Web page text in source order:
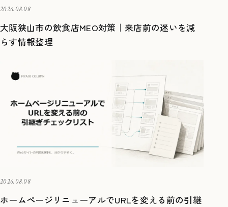
2026.08.08
大阪狭山市の飲食店MEO対策｜来店前の迷いを減
らす情報整理
2026.08.08
ホームページリニューアルでURLを変える前の引継